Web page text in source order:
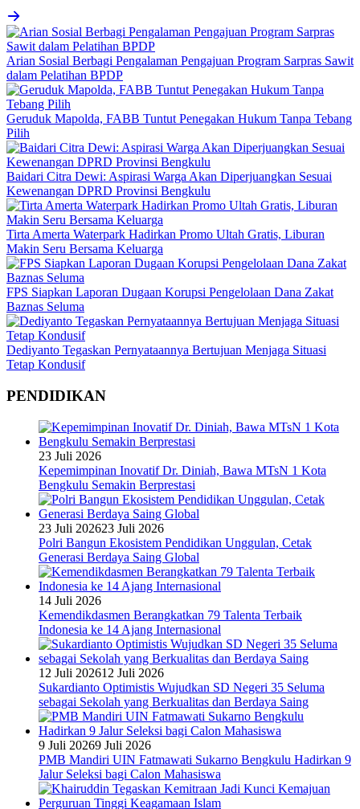
Arian Sosial Berbagi Pengalaman Pengajuan Program Sarpras Sawit
dalam Pelatihan BPDP
Geruduk Mapolda, FABB Tuntut Penegakan Hukum Tanpa Tebang
Pilih
Baidari Citra Dewi: Aspirasi Warga Akan Diperjuangkan Sesuai
Kewenangan DPRD Provinsi Bengkulu
Tirta Amerta Waterpark Hadirkan Promo Ultah Gratis, Liburan
Makin Seru Bersama Keluarga
FPS Siapkan Laporan Dugaan Korupsi Pengelolaan Dana Zakat
Baznas Seluma
Dediyanto Tegaskan Pernyataannya Bertujuan Menjaga Situasi
Tetap Kondusif
PENDIDIKAN
23 Juli 2026
Kepemimpinan Inovatif Dr. Diniah, Bawa MTsN 1 Kota
Bengkulu Semakin Berprestasi
23 Juli 202623 Juli 2026
Polri Bangun Ekosistem Pendidikan Unggulan, Cetak
Generasi Berdaya Saing Global
14 Juli 2026
Kemendikdasmen Berangkatkan 79 Talenta Terbaik
Indonesia ke 14 Ajang Internasional
12 Juli 202612 Juli 2026
Sukardianto Optimistis Wujudkan SD Negeri 35 Seluma
sebagai Sekolah yang Berkualitas dan Berdaya Saing
9 Juli 20269 Juli 2026
PMB Mandiri UIN Fatmawati Sukarno Bengkulu Hadirkan 9
Jalur Seleksi bagi Calon Mahasiswa